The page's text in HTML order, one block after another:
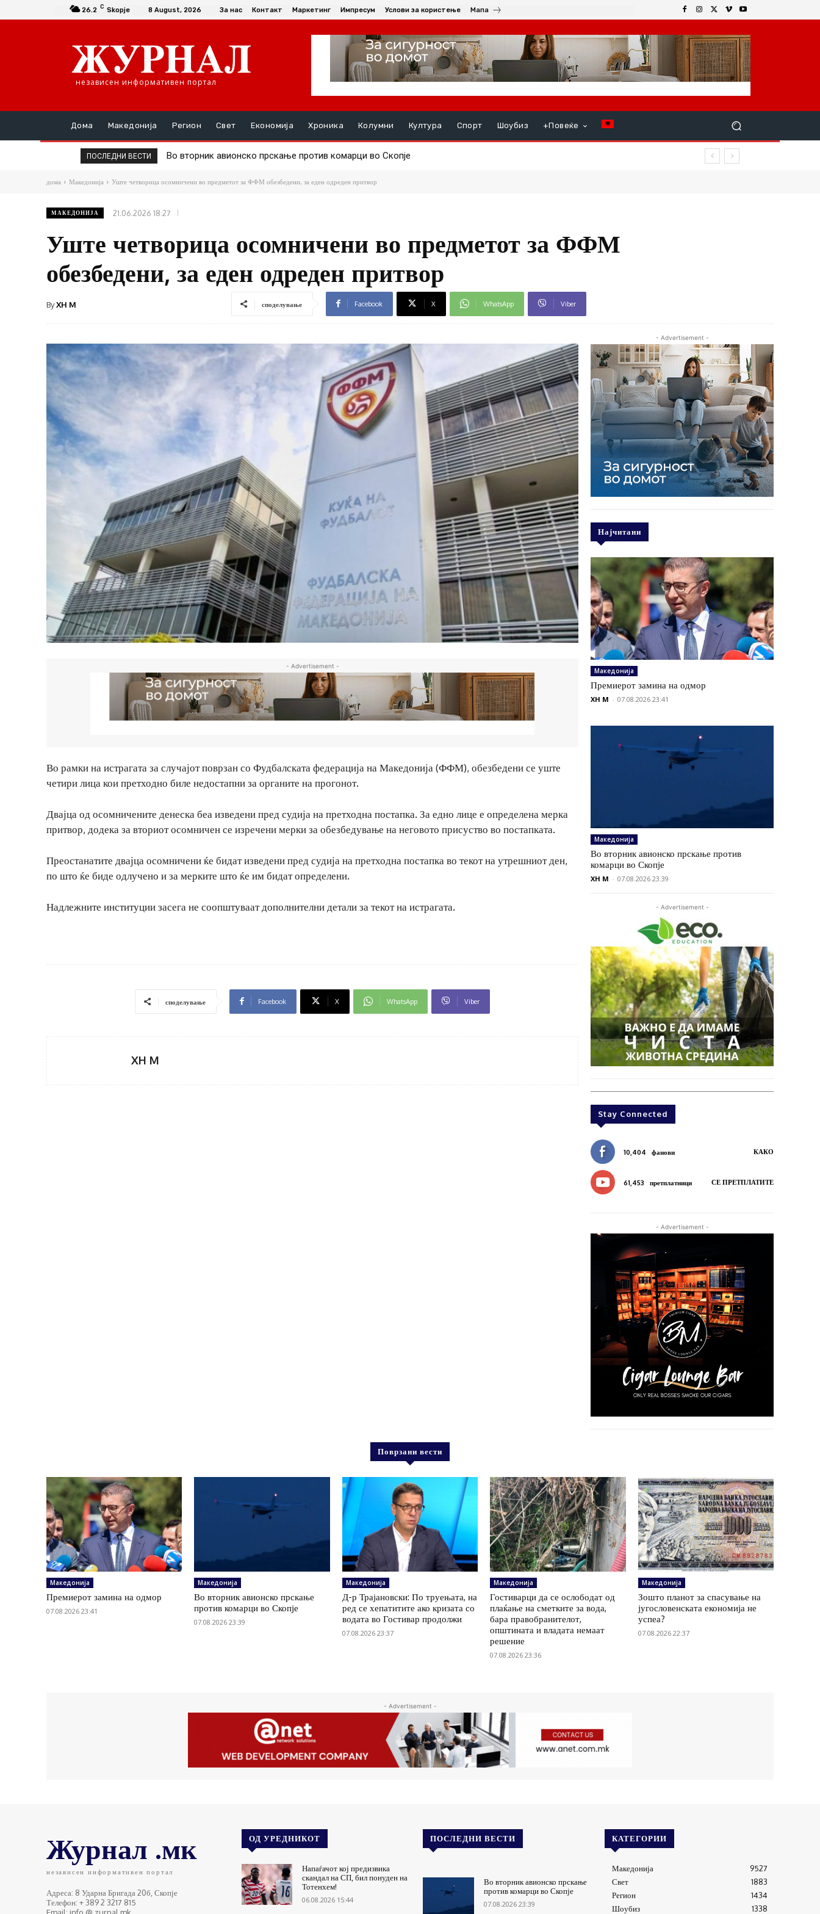
26.2 C Skopje 8 August, 2026 За нас Контакт Маркетинг Импресум Услови за користење Мапа
независен информативен портал
Дома Македонија Регион Свет Економија Хроника Колумни Култура Спорт Шоубиз +Повеќе
ПОСЛЕДНИ ВЕСТИ Во вторник авионско прскање против комарци во Скопје
Д-р Трајановски: По труењата, на ред се хепатитите ако кризата со водата во Гостивар продолжи
дома Македонија Уште четворица осомничени во предметот за ФФМ обезбедени, за еден одреден притвор
МАКЕДОНИЈА 21.06.2026 18:27
Уште четворица осомничени во предметот за ФФМ
обезбедени, за еден одреден притвор
ByXH M споделување Facebook X WhatsApp Viber
- Advertisement -
Во рамки на истрагата за случајот поврзан со Фудбалската федерација на Македонија (ФФМ), обезбедени се уште
четири лица кои претходно биле недостапни за органите на прогонот.
Двајца од осомничените денеска беа изведени пред судија на претходна постапка. За едно лице е определена мерка
притвор, додека за вториот осомничен се изречени мерки за обезбедување на неговото присуство во постапката.
Преостанатите двајца осомничени ќе бидат изведени пред судија на претходна постапка во текот на утрешниот ден,
по што ќе биде одлучено и за мерките што ќе им бидат определени.
Надлежните институции засега не соопштуваат дополнителни детали за текот на истрагата.
споделување Facebook X WhatsApp Viber
XH M
- Advertisement -
Најчитани
Македонија
Премиерот замина на одмор
XH M - 07.08.2026 23:41
Македонија
Во вторник авионско прскање против
комарци во Скопје
XH M - 07.08.2026 23:39
- Advertisement -
Stay Connected
10,404 фанови КАКО
61,453 претплатници СЕ ПРЕТПЛАТИТЕ
- Advertisement -
Поврзани вести
Македонија
Премиерот замина на одмор
07.08.2026 23:41
Македонија
Во вторник авионско прскање
против комарци во Скопје
07.08.2026 23:39
Македонија
Д-р Трајановски: По труењата, на
ред се хепатитите ако кризата со
водата во Гостивар продолжи
07.08.2026 23:37
Македонија
Гостиварци да се ослободат од
плаќање на сметките за вода,
бара правобранителот,
општината и владата немаат
решение
07.08.2026 23:36
Македонија
Зошто планот за спасување на
југословенската економија не
успеа?
07.08.2026 22:37
- Advertisement -
Журнал .мк
независен информативен портал
Адреса: 8 Ударна Бригада 20б, Скопје
Телефон: + 389 2 3217 815
ОД УРЕДНИКОТ
Напаѓачот кој предизвика
скандал на СП, бил понуден на
Тотенхем!
06.08.2026 15:44
ПОСЛЕДНИ ВЕСТИ
Во вторник авионско прскање
против комарци во Скопје
07.08.2026 23:39
КАТЕГОРИИ
Македонија
9527
Свет
1883
Регион
1434
Шоубиз
1338